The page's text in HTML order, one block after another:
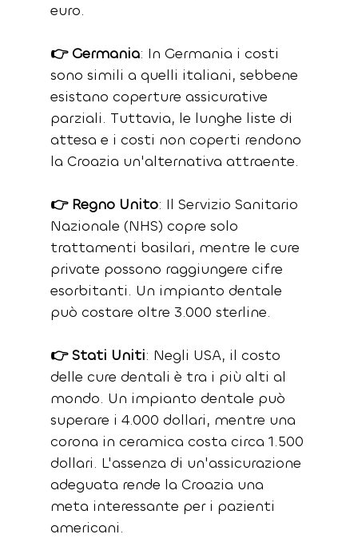
euro.
👉 Germania: In Germania i costi
sono simili a quelli italiani, sebbene
esistano coperture assicurative
parziali. Tuttavia, le lunghe liste di
attesa e i costi non coperti rendono
la Croazia un'alternativa attraente.
👉 Regno Unito: Il Servizio Sanitario
Nazionale (NHS) copre solo
trattamenti basilari, mentre le cure
private possono raggiungere cifre
esorbitanti. Un impianto dentale
può costare oltre 3.000 sterline.
👉 Stati Uniti: Negli USA, il costo
delle cure dentali è tra i più alti al
mondo. Un impianto dentale può
superare i 4.000 dollari, mentre una
corona in ceramica costa circa 1.500
dollari. L'assenza di un'assicurazione
adeguata rende la Croazia una
meta interessante per i pazienti
americani.